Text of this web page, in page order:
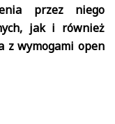
przez niego
jak i również
z wymogami open